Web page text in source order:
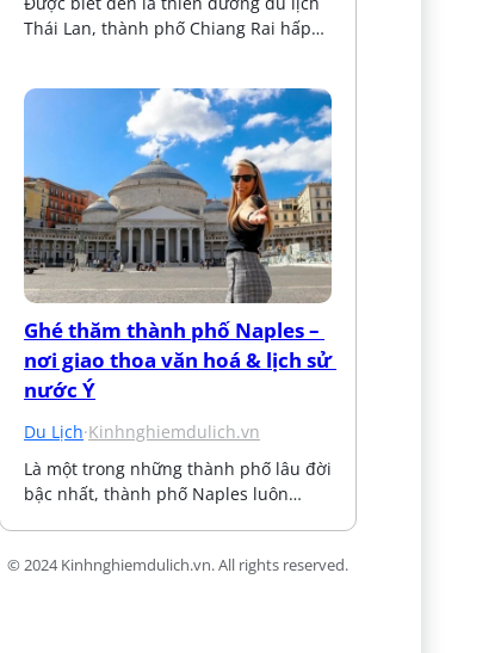
Thái Lan, thành phố Chiang Rai hấp…
Ghé thăm thành phố Naples –
nơi giao thoa văn hoá & lịch sử
nước Ý
Du Lịch·Kinhnghiemdulich.vn
Là một trong những thành phố lâu đời
bậc nhất, thành phố Naples luôn…
© 2024 Kinhnghiemdulich.vn. All rights reserved.